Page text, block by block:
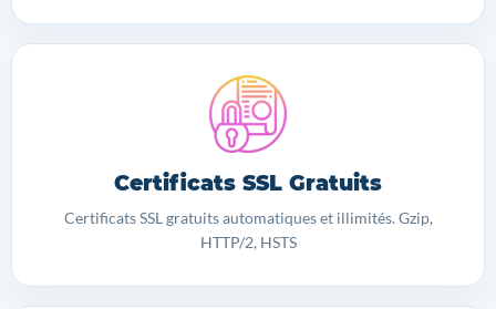
Certificats SSL Gratuits
Certificats SSL gratuits automatiques et illimités. Gzip,
HTTP/2, HSTS